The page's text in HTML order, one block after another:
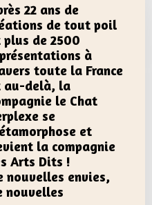
22 ans de
de tout poil
plus de 2500
à
toute la France
au-delà, la
le Chat
se
et
la compagnie
Arts Dits !
nouvelles envies,
nouvelles